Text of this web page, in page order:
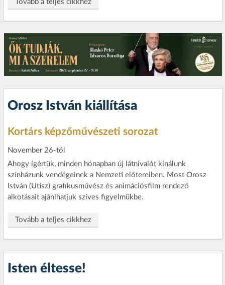
Tovább a teljes cikkhez
Orosz István kiállítása
Kortárs képzőművészeti sorozat
November 26-tól
Ahogy ígértük, minden hónapban új látnivalót kínálunk
színházunk vendégeinek a Nemzeti előtereiben. Most Orosz
István (Utisz) grafikusművész és animációsfilm rendező
alkotásait ajánlhatjuk szíves figyelmükbe.
Tovább a teljes cikkhez
Isten éltesse!